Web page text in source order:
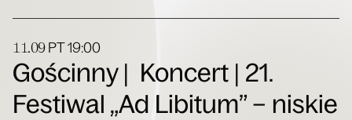
11.09 PT 19:00
Gościnny | Koncert | 21.
Festiwal „Ad Libitum” – niskie